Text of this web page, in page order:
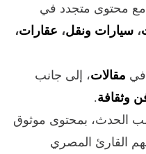
مع محتوى متجدد في
، سيارات ونقل، عقارات،
في مقالات، إلى جانب
وثقافة.
الحدث، بمحتوى موثوق
القارئ المصري